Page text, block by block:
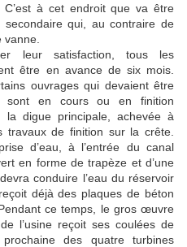
C’est à cet endroit que va être
secondaire qui, au contraire de
vanne.
leur satisfaction, tous les
être en avance de six mois.
ouvrages qui devaient être
sont en cours ou en finition
la digue principale, achevée à
de finition sur la crête.
d’eau, à l’entrée du canal
en forme de trapèze et d’une
conduire l’eau du réservoir
déjà des plaques de béton
ce temps, le gros œuvre
l’usine reçoit ses coulées de
des quatre turbines